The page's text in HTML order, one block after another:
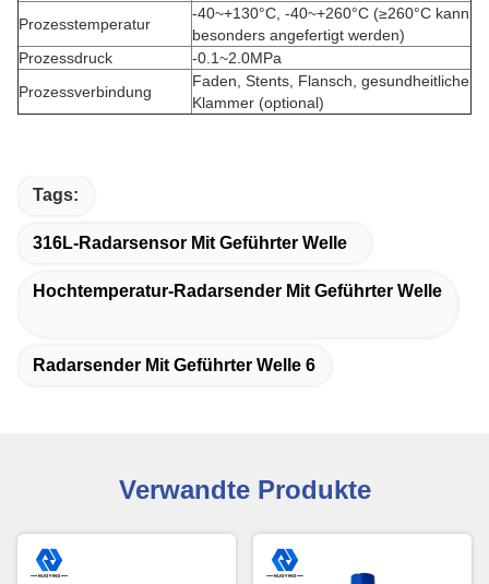
Prozesstemperatur
-40~+130°C, -40~+260°C (≥260°C kann
besonders angefertigt werden)
Prozessdruck
-0.1~2.0MPa
Prozessverbindung
Faden, Stents, Flansch, gesundheitliche
Klammer (optional)
Tags:
316L-Radarsensor Mit Geführter Welle
Hochtemperatur-Radarsender Mit Geführter Welle
Radarsender Mit Geführter Welle 6
Verwandte Produkte